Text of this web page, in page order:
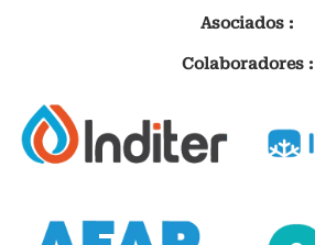
Asociados :
Colaboradores :